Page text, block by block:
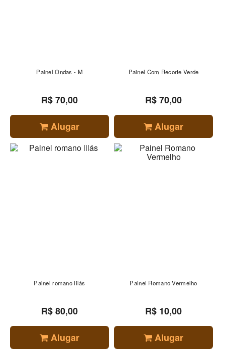
Painel Ondas - M
R$ 70,00
Alugar
Painel Com Recorte Verde
R$ 70,00
Alugar
Painel romano lilás
R$ 80,00
Alugar
Painel Romano Vermelho
R$ 10,00
Alugar